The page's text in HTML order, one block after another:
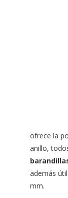
ofrece la
anillo,
además
mm.